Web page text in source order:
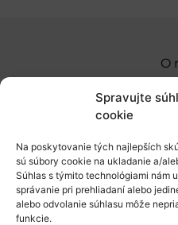
Spravujte
cookie
Na poskytovanie tých najlepších
sú súbory cookie na ukladanie a/
Súhlas s týmito technológiami nám
správanie pri prehliadaní alebo
alebo odvolanie súhlasu môže
funkcie.
O
Naše
Stáže